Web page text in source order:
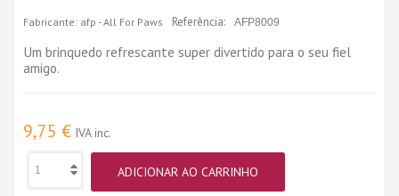
Fabricante: afp - All For Paws Referência: AFP8009
Um brinquedo refrescante super divertido para o seu fiel
amigo.
9,75 € IVA inc.
ADICIONAR AO CARRINHO